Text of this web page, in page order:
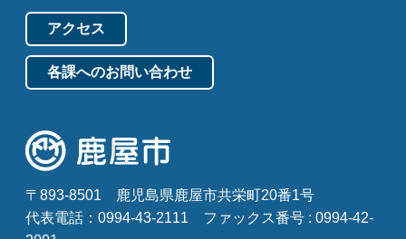
アクセス
各課へのお問い合わせ
〒893-8501
鹿児島県鹿屋市共栄町20番1号
代表電話：0994-43-2111
ファックス番号 : 0994-42-